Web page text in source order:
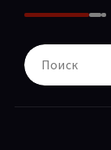
Поиск
для: